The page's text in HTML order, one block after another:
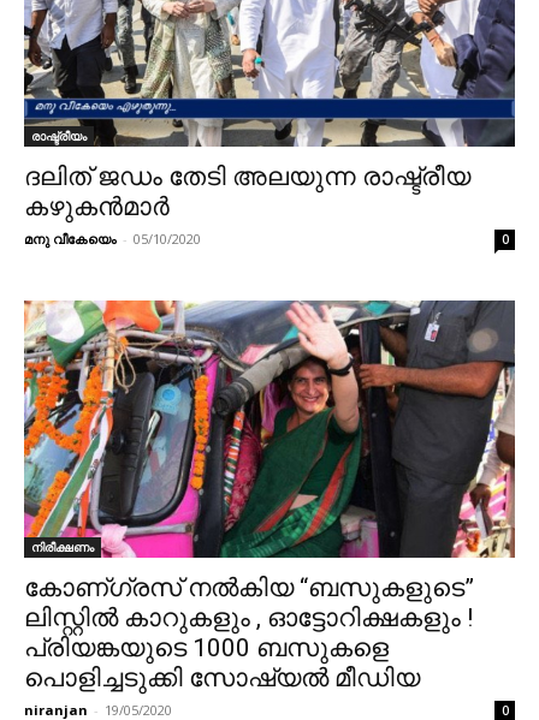
രാഷ്ട്രീയം
ദലിത് ജഡം തേടി അലയുന്ന രാഷ്ട്രീയ
കഴുകന്‍മാര്‍
മനു വീകേയെം - 05/10/2020 0
നിരീക്ഷണം
കോണ്ഗ്രസ് നൽകിയ “ബസുകളുടെ”
ലിസ്റ്റിൽ കാറുകളും , ഓട്ടോറിക്ഷകളും !
പ്രിയങ്കയുടെ 1000 ബസുകളെ
പൊളിച്ചടുക്കി സോഷ്യൽ മീഡിയ
niranjan - 19/05/2020 0